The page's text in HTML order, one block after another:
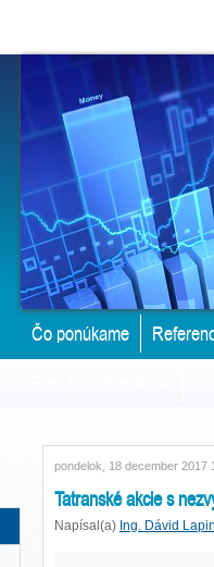
Čo ponúkame
pondelok, 18 december 2017
Tatranské akcie s
Napísal(a) Ing. Dávid